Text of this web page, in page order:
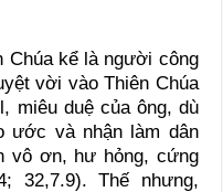
Chúa kể là người công
vời vào Thiên Chúa
miêu duệ của ông, dù
ước và nhận làm dân
vô ơn, hư hỏng, cứng
32,7.9). Thế nhưng,